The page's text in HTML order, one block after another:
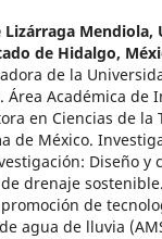
Lizárraga Mendiola,
de Hidalgo,
de la
Área Académica de
en Ciencias de la
de México.
Diseño y
drenaje
de
agua de lluvia